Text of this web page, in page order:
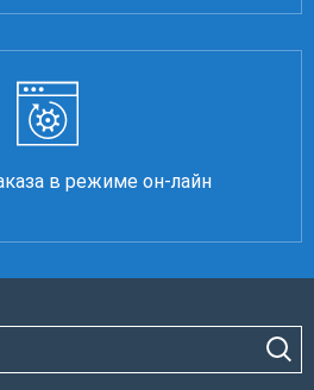
в режиме он-лайн